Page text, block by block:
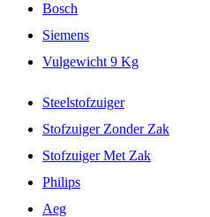
Bosch
Siemens
Vulgewicht 9 Kg
Steelstofzuiger
Stofzuiger Zonder Zak
Stofzuiger Met Zak
Philips
Aeg